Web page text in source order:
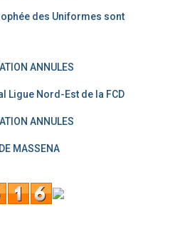
des Uniformes sont
ANNULES
Ligue Nord-Est de la FCD
ANNULES
MASSENA